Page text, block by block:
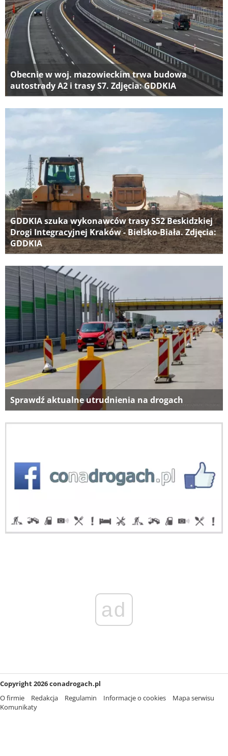
Obecnie w woj. mazowieckim trwa budowa
autostrady A2 i trasy S7. Zdjęcia: GDDKIA
GDDKIA szuka wykonawców trasy S52 Beskidzkiej
Drogi Integracyjnej Kraków - Bielsko-Biała. Zdjęcia:
GDDKIA
Sprawdź aktualne utrudnienia na drogach
ad
Copyright 2026 conadrogach.pl
O firmie
Redakcja Regulamin Informacje o cookies
Mapa serwisu
Komunikaty